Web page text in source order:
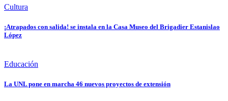
Cultura
¡Atrapados con salida! se instala en la Casa Museo del Brigadier Estanislao
López
Educación
La UNL pone en marcha 46 nuevos proyectos de extensión